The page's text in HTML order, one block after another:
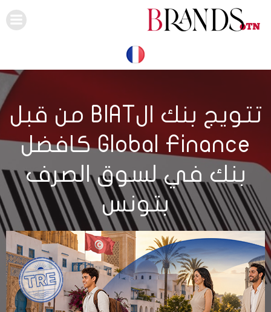
تتويج بنك الBIAT من قبل
Global Finance كافضل
بنك في لسوق الصرف
بتونس